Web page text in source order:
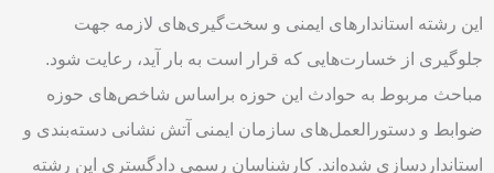
این رشته استاندارهای ایمنی و سخت‌گیری‌های لازمه جهت
جلوگیری از خسارت‌هایی که قرار است به بار آید، رعایت شود.
مباحث مربوط به حوادث این حوزه براساس شاخص‌های حوزه
ضوابط و دستورالعمل‌های سازمان ایمنی آتش نشانی دسته‌بندی و
استانداردسازی شده‌اند. کارشناسان رسمی دادگستری این رشته